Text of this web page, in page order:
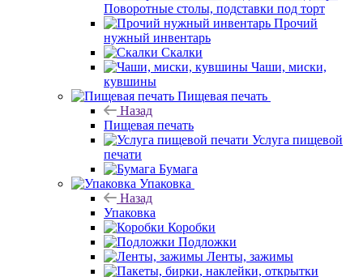
Поворотные столы, подставки под торт
Прочий
нужный инвентарь
Скалки
Чаши, миски,
кувшины
Пищевая печать
Назад
Пищевая печать
Услуга пищевой
печати
Бумага
Упаковка
Назад
Упаковка
Коробки
Подложки
Ленты, зажимы